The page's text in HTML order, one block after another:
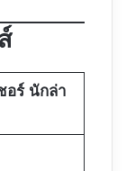
อร์ นักล่า